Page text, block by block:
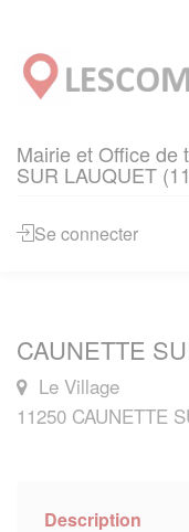
Mairie et Office de
SUR LAUQUET
Se connecter
CAUNETTE
Le Village
11250 CAUNETTE
Description